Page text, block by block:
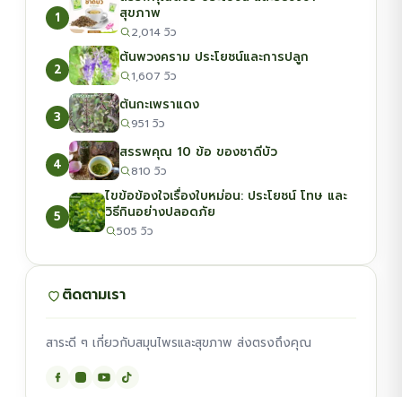
1
สุขภาพ
2,014 วิว
2
ต้นพวงคราม ประโยชน์และการปลูก
1,607 วิว
3
ต้นกะเพราแดง
951 วิว
4
สรรพคุณ 10 ข้อ ของชาดีบัว
810 วิว
5
ไขข้อข้องใจเรื่องใบหม่อน: ประโยชน์ โทษ และ
วิธีกินอย่างปลอดภัย
505 วิว
ติดตามเรา
สาระดี ๆ เกี่ยวกับสมุนไพรและสุขภาพ ส่งตรงถึงคุณ